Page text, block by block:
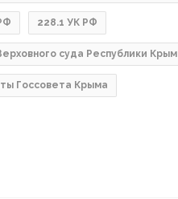
228.1 УК РФ
суда Республики Крым
Госсовета Крыма